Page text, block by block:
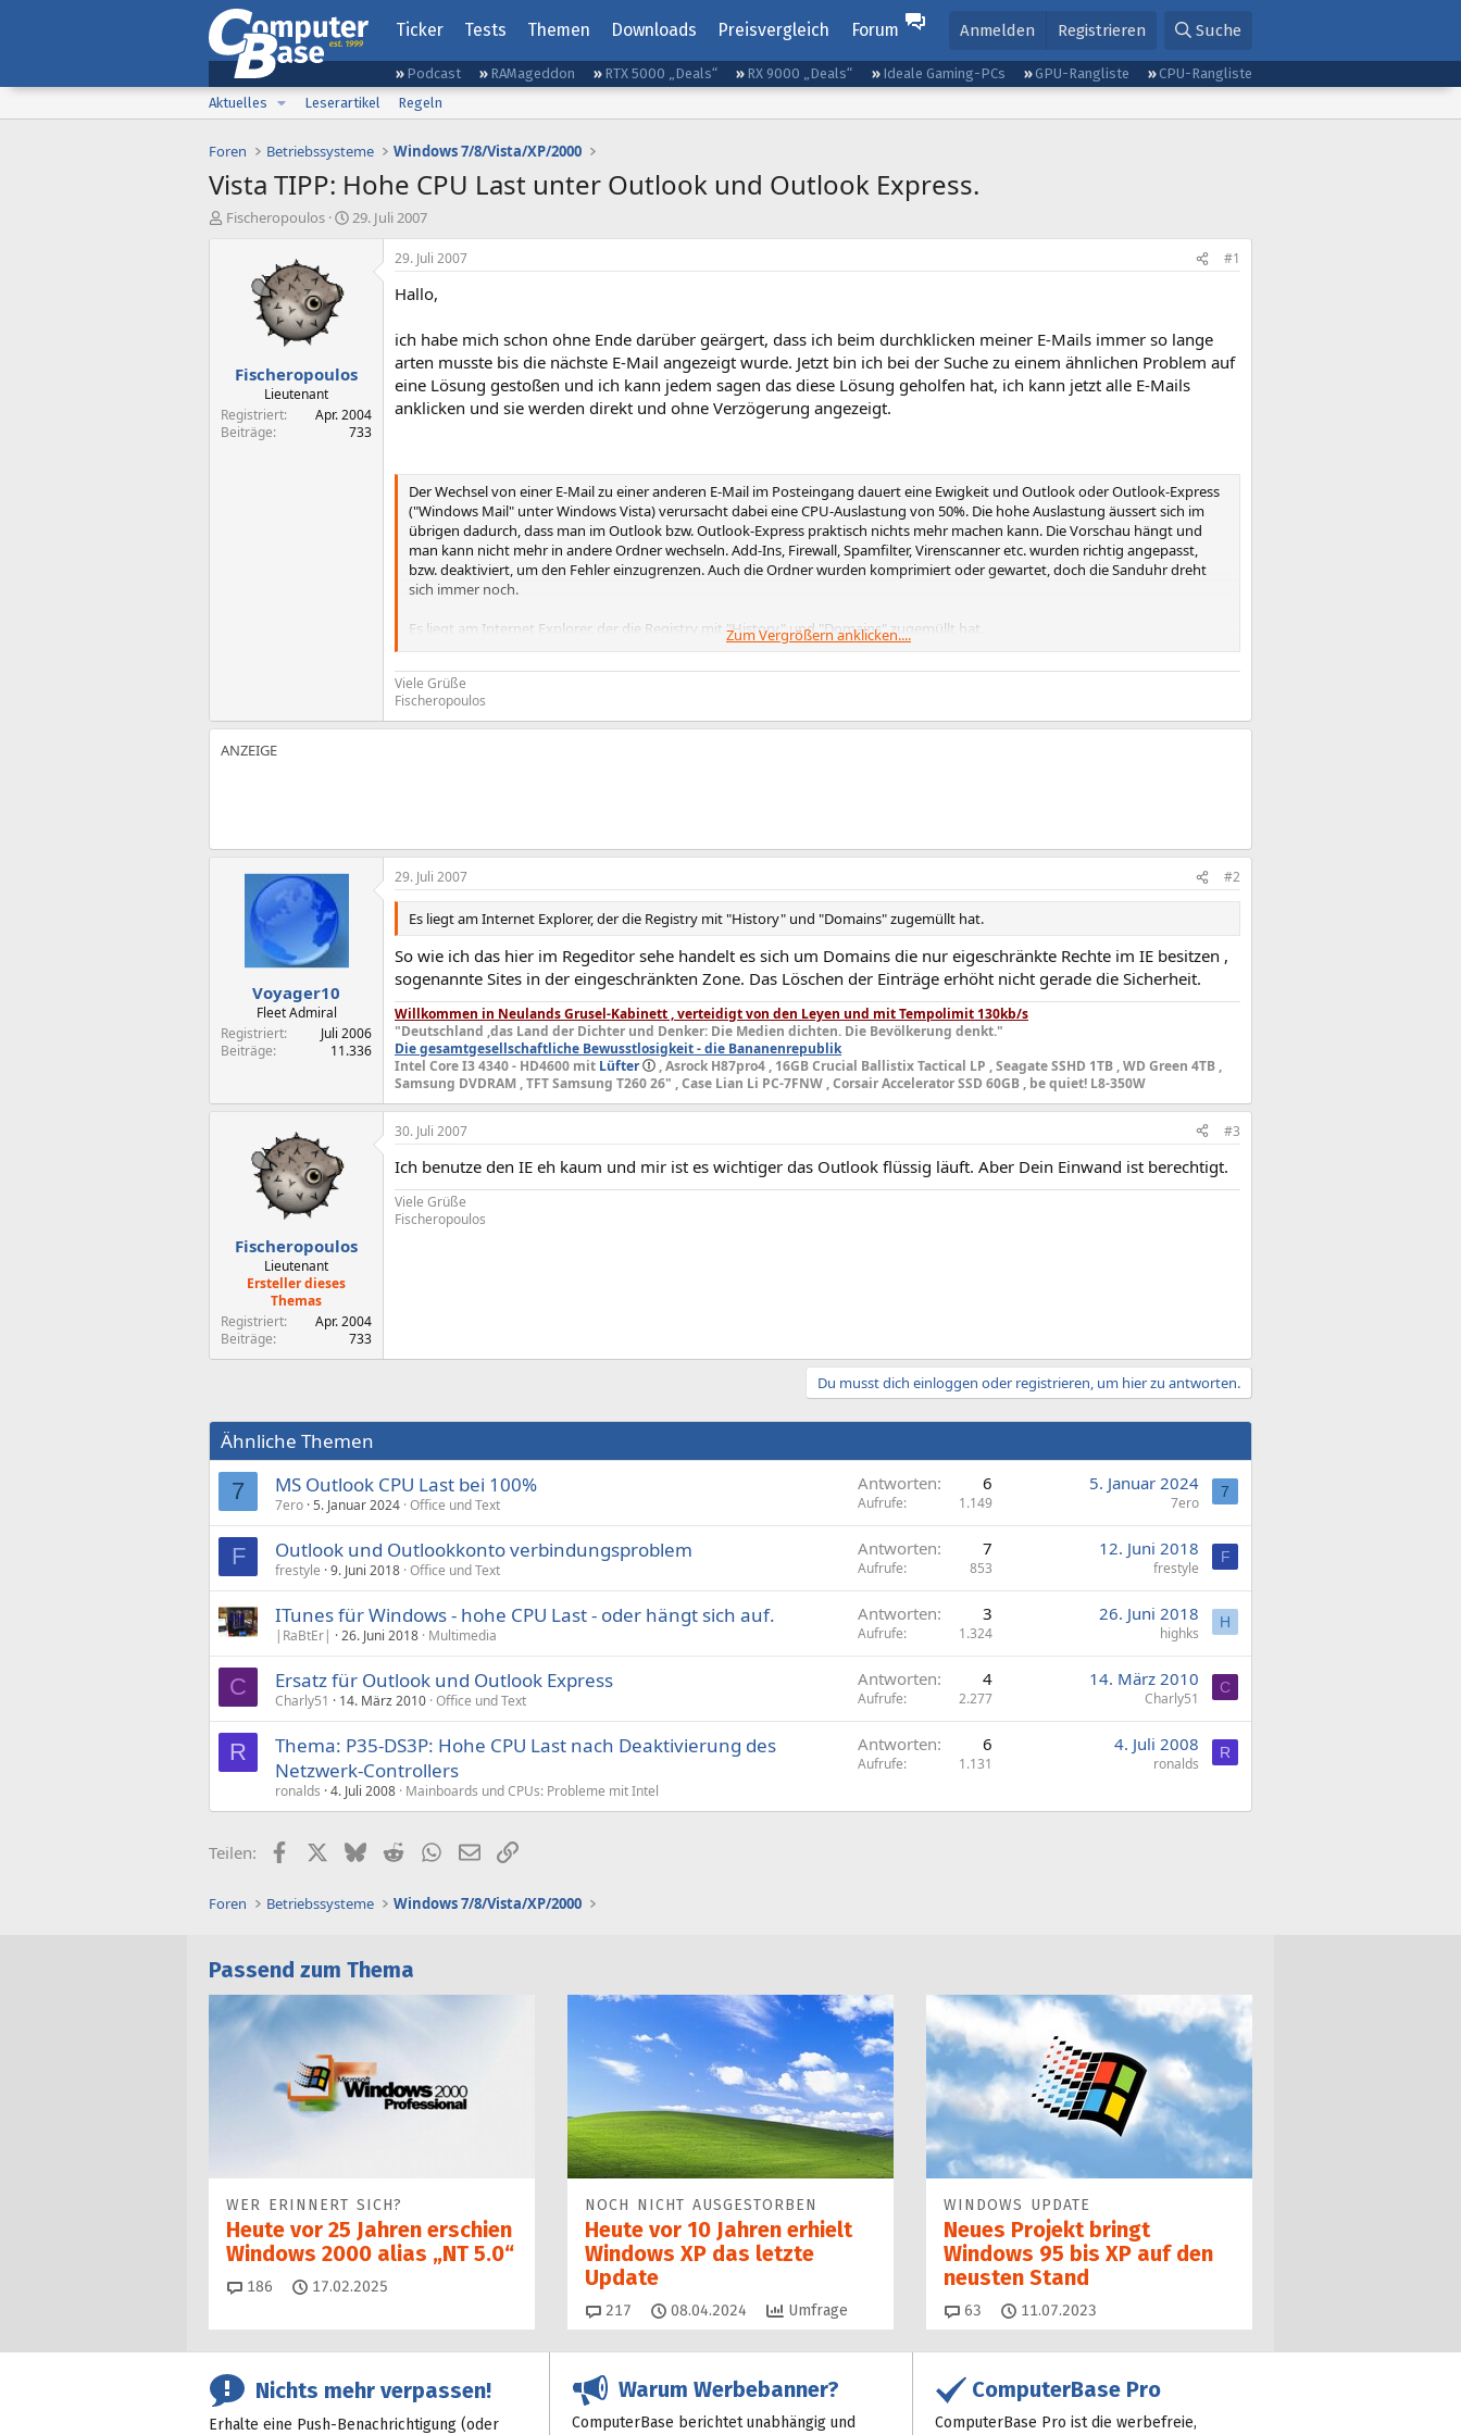
Ticker Tests Themen Downloads Preisvergleich Forum Anmelden Registrieren Suche
Podcast RAMageddon RTX 5000 „Deals“ RX 9000 „Deals“ Ideale Gaming-PCs GPU-Rangliste
CPU-Rangliste
Aktuelles
Leserartikel Regeln
Foren Betriebssysteme Windows 7/8/Vista/XP/2000
Vista TIPP: Hohe CPU Last unter Outlook und Outlook Express.
E
Fischeropoulos
E
a
29. Juli 2007
Fischeropoulos
Lieutenant
Registriert
Apr. 2004
Beiträge
733
29. Juli 2007 #1
Hallo,
ich habe mich schon ohne Ende darüber geärgert, dass ich beim durchklicken meiner E-Mails immer so lange
arten musste bis die nächste E-Mail angezeigt wurde. Jetzt bin ich bei der Suche zu einem ähnlichen Problem auf
eine Lösung gestoßen und ich kann jedem sagen das diese Lösung geholfen hat, ich kann jetzt alle E-Mails
anklicken und sie werden direkt und ohne Verzögerung angezeigt.
Der Wechsel von einer E-Mail zu einer anderen E-Mail im Posteingang dauert eine Ewigkeit und Outlook oder Outlook-Express
("Windows Mail" unter Windows Vista) verursacht dabei eine CPU-Auslastung von 50%. Die hohe Auslastung äussert sich im
übrigen dadurch, dass man im Outlook bzw. Outlook-Express praktisch nichts mehr machen kann. Die Vorschau hängt und
man kann nicht mehr in andere Ordner wechseln. Add-Ins, Firewall, Spamfilter, Virenscanner etc. wurden richtig angepasst,
bzw. deaktiviert, um den Fehler einzugrenzen. Auch die Ordner wurden komprimiert oder gewartet, doch die Sanduhr dreht
sich immer noch.
Es liegt am Internet Explorer, der die Registry mit "History" und "Domains" zugemüllt hat.
Das Email Programm schliessen.
Start - Ausführen:
Löscht den Schlüssel "Domains" in der Registry mitsamt seinen Unterschlüsseln und Inhalten.
reg add "HKCU\Software\Microsoft\Windows\CurrentVersion\Internet Settings\ZoneMap\Domains"
Legt den Schlüssel "Domains" in der Registry wieder neu an ohne Unterschlüssel.
Der Schalter /f dient nur zur Unterdrückung der Bestätigungsabfrage (Y/N?).
Tipp: Am einfachsten ist es, die Zeile zu kopieren und unter "Ausführen" einzufügen.
In den Registryzweigen sind alle nur erdenklichen Internetseiten gespeichert. Durch das Löschen und reformieren werden
hunderte von gespeicherten alten Webseiten (History/Domains) von der Registry bereinigt, die der Internet Explorer per
Cookies angelegt hat. Im IE Menü "Ansicht" - Datenschutzbericht (Datenschutzrichtlinie) - "Alle Websites" sind alle Webseiten
mit P3P-Datenschutzrichtlinien zu sehen. Die Datenschutzrichtlinie einer Website legt fest, welche Art von Informationen die
Website sammelt, an wen die Informationen weitergegeben und wie sie genutzt werden soll.
Weitere Informationen: Überprüfen der Datenschutzrichtlinien einer Website.
Von Zeit zu Zeit sollte also die Registry von "History" und "Domains" bereinigt werden.
Das E-Mail Programm sollte dann wie geschmiert wieder laufen.
Microsoft Hilfe & Support302831
Quelle:http://www.php-developer-blog.de
Zum Vergrößern anklicken....
Viele Grüße
Fischeropoulos
Voyager10
Fleet Admiral
Registriert
Juli 2006
Beiträge
11.336
29. Juli 2007 #2
Es liegt am Internet Explorer, der die Registry mit "History" und "Domains" zugemüllt hat.
So wie ich das hier im Regeditor sehe handelt es sich um Domains die nur eigeschränkte Rechte im IE besitzen ,
sogenannte Sites in der eingeschränkten Zone. Das Löschen der Einträge erhöht nicht gerade die Sicherheit.
Willkommen in Neulands Grusel-Kabinett , verteidigt von den Leyen und mit Tempolimit 130kb/s
"Deutschland ,das Land der Dichter und Denker: Die Medien dichten. Die Bevölkerung denkt."
Die gesamtgesellschaftliche Bewusstlosigkeit - die Bananenrepublik
Intel Core I3 4340 - HD4600 mit Lüfter
, Asrock H87pro4 , 16GB Crucial Ballistix Tactical LP , Seagate SSHD 1TB , WD Green 4TB ,
Samsung DVDRAM , TFT Samsung T260 26" , Case Lian Li PC-7FNW , Corsair Accelerator SSD 60GB , be quiet! L8-350W
Fischeropoulos
Lieutenant
Ersteller dieses
Themas
Registriert
Apr. 2004
Beiträge
733
30. Juli 2007 #3
Ich benutze den IE eh kaum und mir ist es wichtiger das Outlook flüssig läuft. Aber Dein Einwand ist berechtigt.
Viele Grüße
Fischeropoulos
Du musst dich einloggen oder registrieren, um hier zu antworten.
Ähnliche Themen
7 MS Outlook CPU Last bei 100%
7ero 5. Januar 2024 Office und Text
Antworten 6
Aufrufe 1.149
5. Januar 2024
7ero
7
F Outlook und Outlookkonto verbindungsproblem
frestyle 9. Juni 2018 Office und Text
Antworten 7
Aufrufe 853
12. Juni 2018
frestyle
F
ITunes für Windows - hohe CPU Last - oder hängt sich auf.
|RaBtEr| 26. Juni 2018 Multimedia
Antworten 3
Aufrufe 1.324
26. Juni 2018
highks
H
C Ersatz für Outlook und Outlook Express
Charly51 14. März 2010 Office und Text
Antworten 4
Aufrufe 2.277
14. März 2010
Charly51
C
R
Thema: P35-DS3P: Hohe CPU Last nach Deaktivierung des
Netzwerk-Controllers
ronalds 4. Juli 2008 Mainboards und CPUs: Probleme mit Intel
Antworten 6
Aufrufe 1.131
4. Juli 2008
ronalds
R
Teilen: FacebookX (Twitter)
BlueskyRedditWhatsApp
E-MailLink
Foren Betriebssysteme Windows 7/8/Vista/XP/2000
Passend zum Thema
WER ERINNERT SICH?
Heute vor 25 Jahren erschien
Windows 2000 alias „NT 5.0“
186 Kommentare
17.02.2025
NOCH NICHT AUSGESTORBEN
Heute vor 10 Jahren erhielt
Windows XP das letzte
Update
217 Kommentare
08.04.2024 Umfrage
WINDOWS UPDATE
Neues Projekt bringt
Windows 95 bis XP auf den
neusten Stand
63 Kommentare
11.07.2023
Nichts mehr verpassen!
Erhalte eine Push-Benachrichtigung (oder
Warum Werbebanner?
ComputerBase berichtet unabhängig und
ComputerBase Pro
ComputerBase Pro ist die werbefreie,